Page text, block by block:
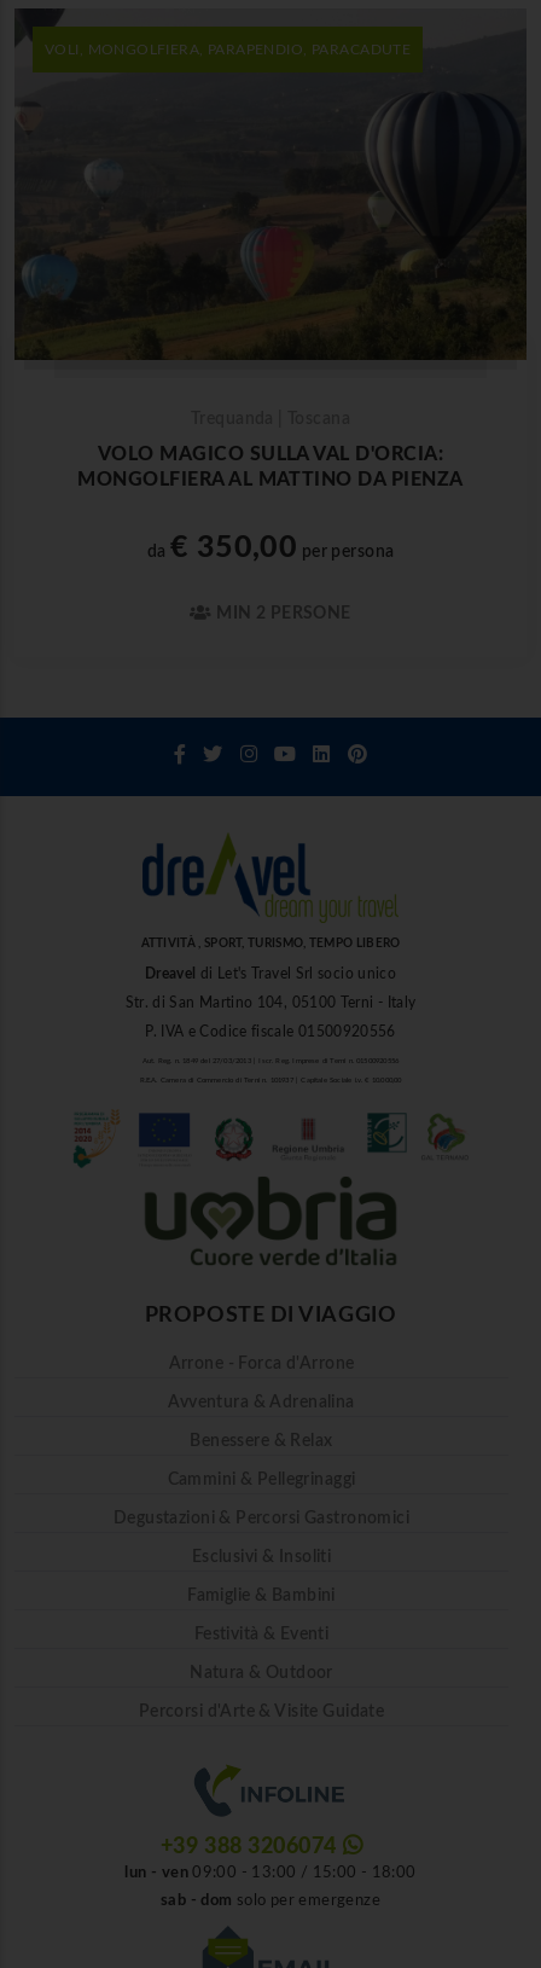
VOLI, MONGOLFIERA, PARAPENDIO, PARACADUTE
VOLO MAGICO SULLA VAL D'ORCIA:
MONGOLFIERA AL MATTINO DA PIENZA
da € 350,00 per persona
MIN 2 PERSONE
ATTIVITÀ , SPORT, TURISMO, TEMPO LIBERO
Dreavel
di Let's Travel Srl socio unico
Str. di San Martino 104, 05100 Terni - Italy
P. IVA e Codice fiscale 01500920556
Aut. Reg. n. 1849 del 27/03/2013 | Iscr. Reg. Imprese di Terni n. 01500920556
R.E.A. Camera di Commercio di Terni n. 101937 | Capitale Sociale i.v. € 10.000,00
PROPOSTE DI VIAGGIO
Arrone - Forca d'Arrone
Avventura & Adrenalina
Benessere & Relax
Cammini & Pellegrinaggi
Degustazioni & Percorsi Gastronomici
Esclusivi & Insoliti
Famiglie & Bambini
Festività & Eventi
Natura & Outdoor
Percorsi d'Arte & Visite Guidate
+39 388 3206074
lun - ven09:00 - 13:00 / 15:00 - 18:00
sab - dom solo per emergenze